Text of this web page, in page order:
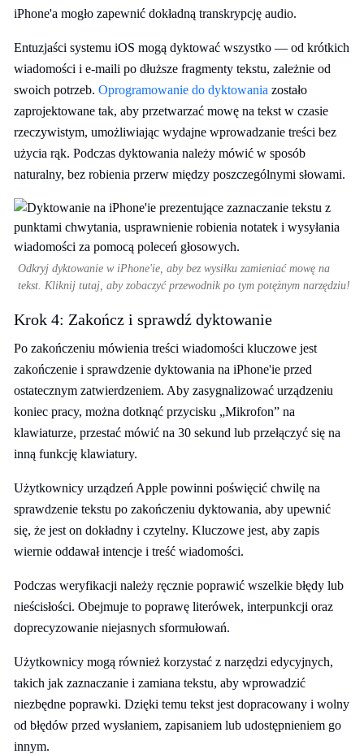
iPhone'a mogło zapewnić dokładną transkrypcję audio.
Entuzjaści systemu iOS mogą dyktować wszystko — od krótkich
wiadomości i e-maili po dłuższe fragmenty tekstu, zależnie od
swoich potrzeb. Oprogramowanie do dyktowania zostało
zaprojektowane tak, aby przetwarzać mowę na tekst w czasie
rzeczywistym, umożliwiając wydajne wprowadzanie treści bez
użycia rąk. Podczas dyktowania należy mówić w sposób
naturalny, bez robienia przerw między poszczególnymi słowami.
Odkryj dyktowanie w iPhone'ie, aby bez wysiłku zamieniać mowę na
tekst. Kliknij tutaj, aby zobaczyć przewodnik po tym potężnym narzędziu!
Krok 4: Zakończ i sprawdź dyktowanie
Po zakończeniu mówienia treści wiadomości kluczowe jest
zakończenie i sprawdzenie dyktowania na iPhone'ie przed
ostatecznym zatwierdzeniem. Aby zasygnalizować urządzeniu
koniec pracy, można dotknąć przycisku „Mikrofon” na
klawiaturze, przestać mówić na 30 sekund lub przełączyć się na
inną funkcję klawiatury.
Użytkownicy urządzeń Apple powinni poświęcić chwilę na
sprawdzenie tekstu po zakończeniu dyktowania, aby upewnić
się, że jest on dokładny i czytelny. Kluczowe jest, aby zapis
wiernie oddawał intencje i treść wiadomości.
Podczas weryfikacji należy ręcznie poprawić wszelkie błędy lub
nieścisłości. Obejmuje to poprawę literówek, interpunkcji oraz
doprecyzowanie niejasnych sformułowań.
Użytkownicy mogą również korzystać z narzędzi edycyjnych,
takich jak zaznaczanie i zamiana tekstu, aby wprowadzić
niezbędne poprawki. Dzięki temu tekst jest dopracowany i wolny
od błędów przed wysłaniem, zapisaniem lub udostępnieniem go
innym.